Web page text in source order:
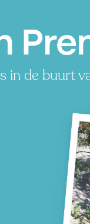
in de buurt